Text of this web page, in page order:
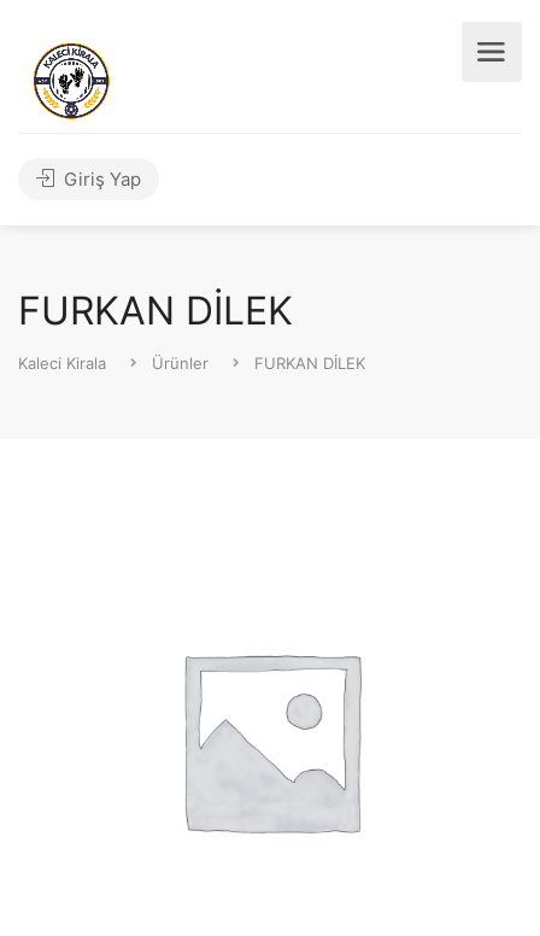
Giriş Yap
FURKAN DİLEK
Kaleci Kirala Ürünler FURKAN DİLEK